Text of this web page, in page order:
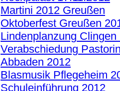
Martini 2012 Greußen
Oktoberfest Greußen
Lindenplanzung Clingen
Verabschiedung
Abbaden 2012
Blasmusik Pflegeheim
Schuleinführung 2012